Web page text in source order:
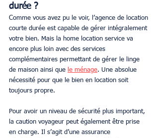
durée ?
Comme vous avez pu le voir, l’agence de location
courte durée est capable de gérer intégralement
votre bien. Mais la home location service va
encore plus loin avec des services
complémentaires permettant de gérer le linge
de maison ainsi que le ménage. Une absolue
nécessité pour que le bien en location soit
toujours propre.
Pour avoir un niveau de sécurité plus important,
la caution voyageur peut également être prise
en charge. Il s’agit d’une assurance